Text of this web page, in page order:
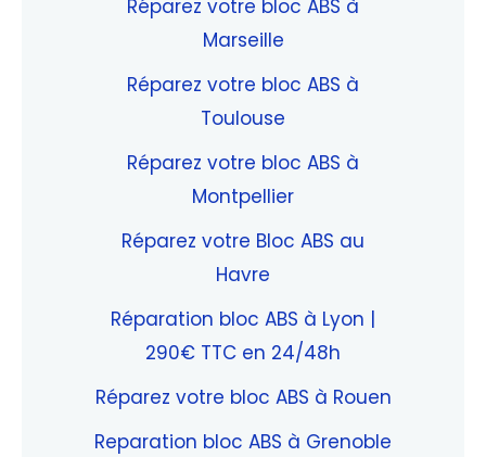
Réparez votre bloc ABS à
Marseille
Réparez votre bloc ABS à
Toulouse
Réparez votre bloc ABS à
Montpellier
Réparez votre Bloc ABS au
Havre
Réparation bloc ABS à Lyon |
290€ TTC en 24/48h
Réparez votre bloc ABS à Rouen
Reparation bloc ABS à Grenoble